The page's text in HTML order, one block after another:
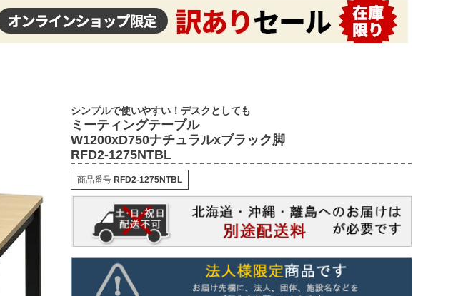
シンプルで使いやすい！デスクとしても
ミーティングテーブル
W1200xD750ナチュラルxブラック脚
RFD2-1275NTBL
商品番号 RFD2-1275NTBL